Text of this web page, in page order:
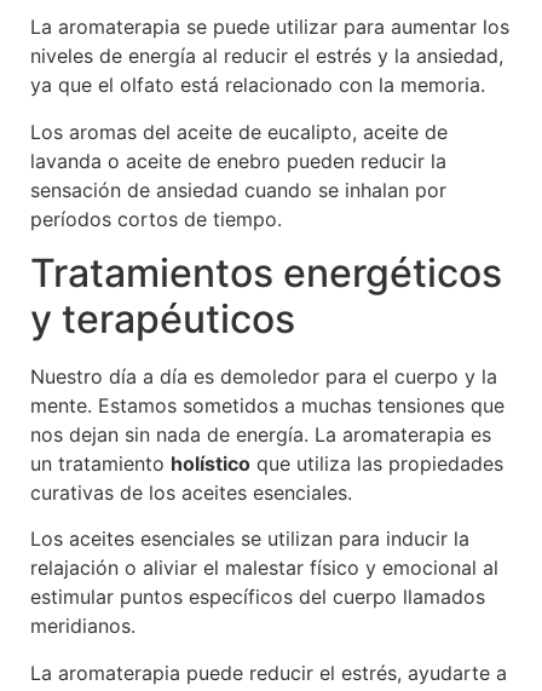
La aromaterapia se puede utilizar para aumentar los
niveles de energía al reducir el estrés y la ansiedad,
ya que el olfato está relacionado con la memoria.
Los aromas del aceite de eucalipto, aceite de
lavanda o aceite de enebro pueden reducir la
sensación de ansiedad cuando se inhalan por
períodos cortos de tiempo.
Tratamientos energéticos
y terapéuticos
Nuestro día a día es demoledor para el cuerpo y la
mente. Estamos sometidos a muchas tensiones que
nos dejan sin nada de energía. La aromaterapia es
un tratamiento holístico que utiliza las propiedades
curativas de los aceites esenciales.
Los aceites esenciales se utilizan para inducir la
relajación o aliviar el malestar físico y emocional al
estimular puntos específicos del cuerpo llamados
meridianos.
La aromaterapia puede reducir el estrés, ayudarte a